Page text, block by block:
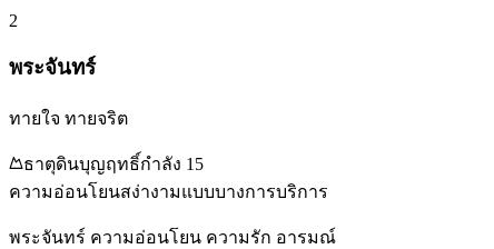
2
พระจันทร์
ทายใจ ทายจริต
ธาตุดินบุญฤทธิ์กำลัง 15
ความอ่อนโยนสง่างามแบบบางการบริการ
พระจันทร์ ความอ่อนโยน ความรัก อารมณ์